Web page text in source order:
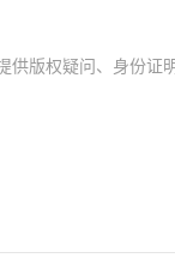
版权疑问、身份